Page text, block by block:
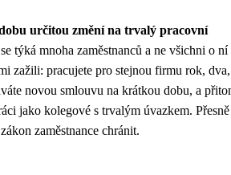
určitou změní na trvalý pracovní
týká mnoha zaměstnanců a ne všichni o ní
zažili: pracujete pro stejnou firmu rok, dva,
novou smlouvu na krátkou dobu, a
jako kolegové s trvalým úvazkem. Přesně
zaměstnance chránit.